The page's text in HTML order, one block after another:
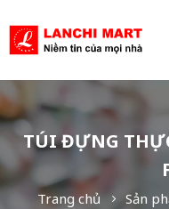
TÚI ĐỰNG
Trang chủ Sản